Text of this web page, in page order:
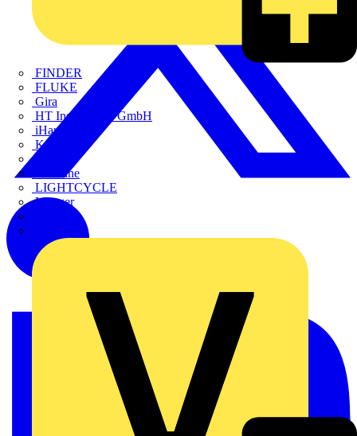
FINDER
FLUKE
Gira
HT Instruments GmbH
iHaus
Kaufel
Lichtline
LIGHTCYCLE
Megger